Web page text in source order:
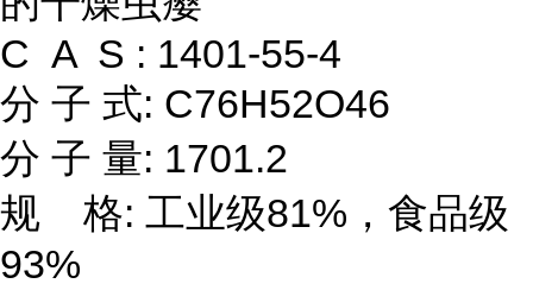
C A S : 1401-55-4
分 子 式: C76H52O46
分 子 量: 1701.2
规 格: 工业级81%，食品级
93%